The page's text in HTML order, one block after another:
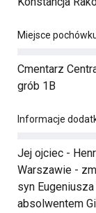
Miejsce
Cmentarz
grób 1B
Informacje
Jej ojciec -
Warszawie -
syn
absolwentem